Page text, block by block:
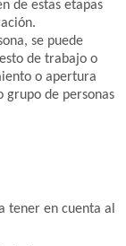
de estas etapas
se puede
de trabajo o
o apertura
grupo de personas
tener en cuenta al